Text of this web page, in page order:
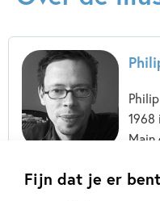
Fijn dat je er
1968
Main